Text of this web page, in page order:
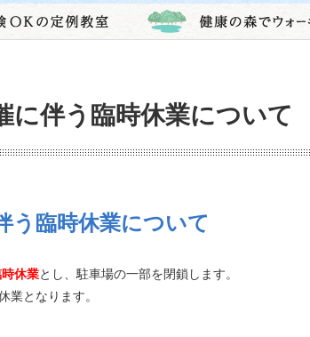
に伴う臨時休業について
う臨時休業について
時休業とし、駐車場の一部を閉鎖します。
業となります。